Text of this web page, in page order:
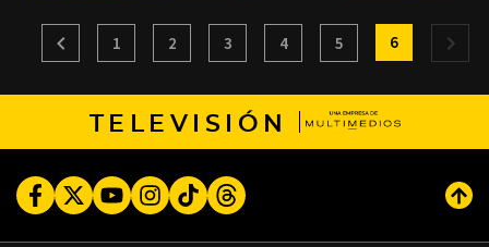
1 2 3 4 5 6
TELEVISIÓN
FacebookTwitterYoutubeInstagram
TikTokThreads